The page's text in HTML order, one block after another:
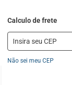
Não sei meu CEP